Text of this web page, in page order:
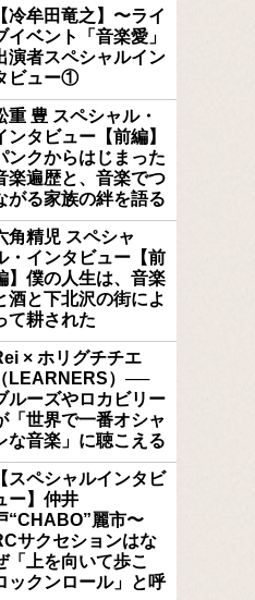
【冷牟田竜之】〜ライ
イベント「音楽愛」
演者スペシャルイン
ビュー①
重 豊 スペシャル・
ンタビュー【前編】
ンクからはじまった
楽遍歴と、音楽でつ
がる家族の絆を語る
角精児 スペシャ
・インタビュー【前
】僕の人生は、音楽
酒と下北沢の街によ
て耕された
× ホリグチチエ
（LEARNERS）──
ルーズやロカビリー
「世界で一番オシャ
な音楽」に聴こえる
【スペシャルインタビ
ー】仲井
“CHABO”麗市〜
サクセションはな
「上を向いて歩こ
ックンロール」と呼